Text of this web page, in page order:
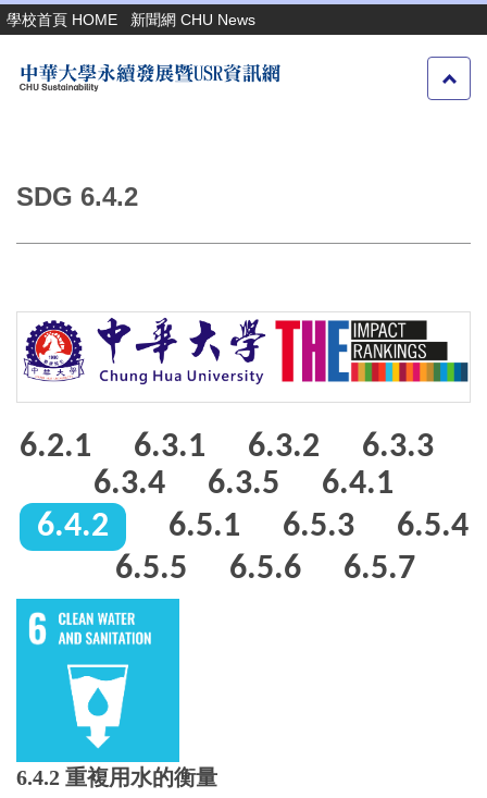
跳
到
要
學校首頁 HOME 新聞網 CHU News
SDG 6.4.2
6.2.1 6.3.1 6.3.2
6.3.3
6.3.4
6.3.5
6.4.1
6.4.2
6.5.1 6.5.3
6.5.4
6.5.5
6.5.6 6.5.7
6.4.2 重複用水的衡量